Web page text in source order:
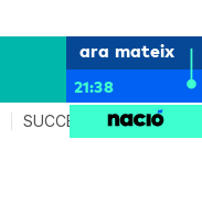
ara mateix
21:38
SUCCESSOS AGENDA